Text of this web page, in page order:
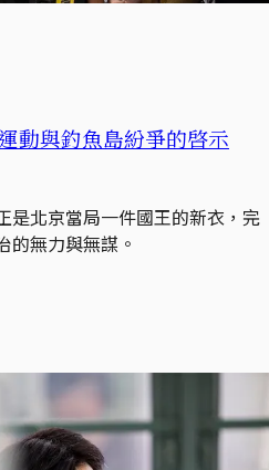
動與釣魚島紛爭的啓示
是北京當局一件國王的新衣，完
的無力與無謀。